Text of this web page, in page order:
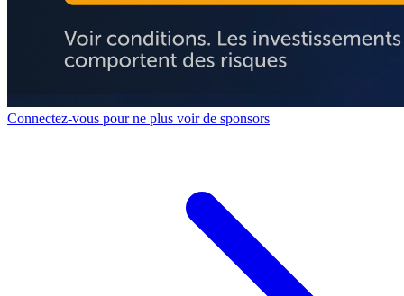
Connectez-vous pour ne plus voir de sponsors